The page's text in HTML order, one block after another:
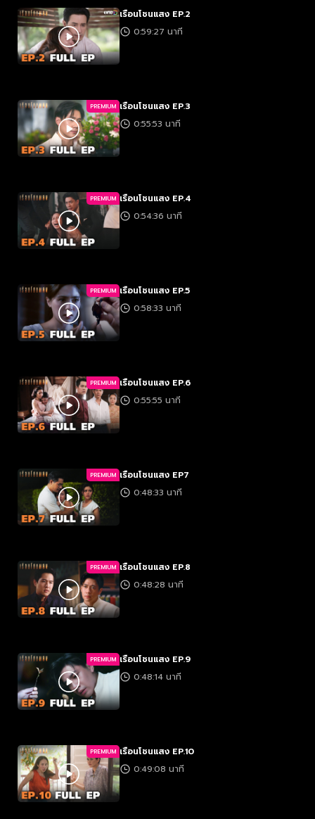
เรือนโชนแสง EP.2
0:59:27 นาที
PREMIUM เรือนโชนแสง EP.3
0:55:53 นาที
PREMIUM เรือนโชนแสง EP.4
0:54:36 นาที
PREMIUM เรือนโชนแสง EP.5
0:58:33 นาที
PREMIUM เรือนโชนแสง EP.6
0:55:55 นาที
PREMIUM เรือนโชนแสง EP7
0:48:33 นาที
PREMIUM เรือนโชนแสง EP.8
0:48:28 นาที
PREMIUM เรือนโชนแสง EP.9
0:48:14 นาที
PREMIUM เรือนโชนแสง EP.10
0:49:08 นาที